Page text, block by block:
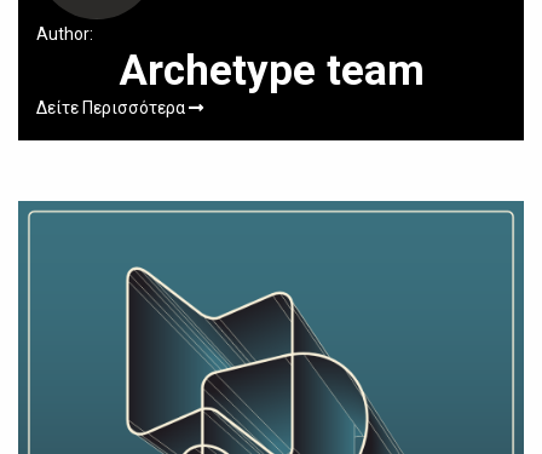
Author:
Archetype team
Δείτε Περισσότερα